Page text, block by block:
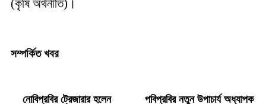
(কৃষি অর্থনীতি)।
সম্পর্কিত খবর
নোবিপ্রবির ট্রেজারার হলেন
পবিপ্রবির নতুন উপাচার্য অধ্যাপক